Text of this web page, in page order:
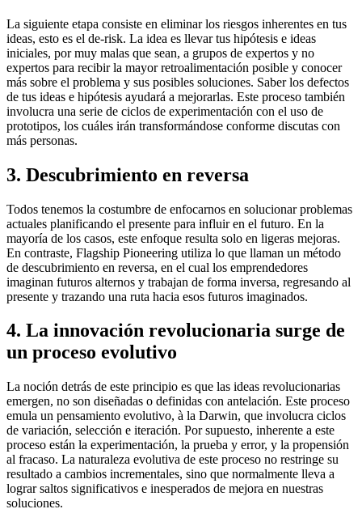
La siguiente etapa consiste en eliminar los riesgos inherentes en tus
ideas, esto es el de-risk. La idea es llevar tus hipótesis e ideas
iniciales, por muy malas que sean, a grupos de expertos y no
expertos para recibir la mayor retroalimentación posible y conocer
más sobre el problema y sus posibles soluciones. Saber los defectos
de tus ideas e hipótesis ayudará a mejorarlas. Este proceso también
involucra una serie de ciclos de experimentación con el uso de
prototipos, los cuáles irán transformándose conforme discutas con
más personas.
3. Descubrimiento en reversa
Todos tenemos la costumbre de enfocarnos en solucionar problemas
actuales planificando el presente para influir en el futuro. En la
mayoría de los casos, este enfoque resulta solo en ligeras mejoras.
En contraste, Flagship Pioneering utiliza lo que llaman un método
de descubrimiento en reversa, en el cual los emprendedores
imaginan futuros alternos y trabajan de forma inversa, regresando al
presente y trazando una ruta hacia esos futuros imaginados.
4. La innovación revolucionaria surge de
un proceso evolutivo
La noción detrás de este principio es que las ideas revolucionarias
emergen, no son diseñadas o definidas con antelación. Este proceso
emula un pensamiento evolutivo, à la Darwin, que involucra ciclos
de variación, selección e iteración. Por supuesto, inherente a este
proceso están la experimentación, la prueba y error, y la propensión
al fracaso. La naturaleza evolutiva de este proceso no restringe su
resultado a cambios incrementales, sino que normalmente lleva a
lograr saltos significativos e inesperados de mejora en nuestras
soluciones.